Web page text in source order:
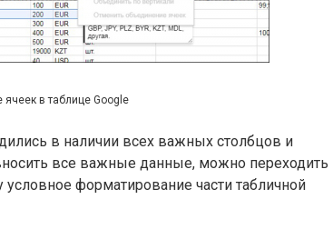
в таблице Google
в наличии всех важных столбцов и
все важные данные, можно переходить
форматирование части табличной